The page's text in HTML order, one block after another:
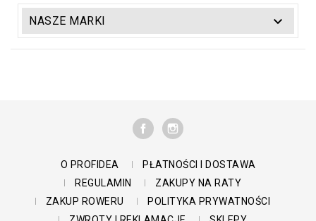
NASZE MARKI 
FACEBOOKINSTAGRAM
O PROFIDEA
PŁATNOŚCI I DOSTAWA
REGULAMIN
ZAKUPY NA RATY
ZAKUP ROWERU
POLITYKA PRYWATNOŚCI